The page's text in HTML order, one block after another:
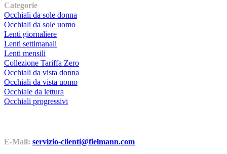
Categorie
Occhiali da sole donna
Occhiali da sole uomo
Lenti giornaliere
Lenti settimanali
Lenti mensili
Collezione Tariffa Zero
Occhiali da vista donna
Occhiali da vista uomo
Occhiale da lettura
Occhiali progressivi
E-Mail: servizio-clienti@fielmann.com